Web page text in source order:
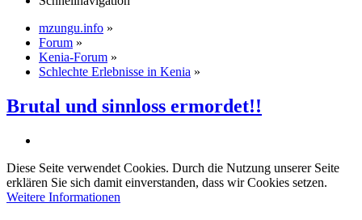
mzungu.info »
Forum »
Kenia-Forum »
Schlechte Erlebnisse in Kenia »
Brutal und sinnloss ermordet!!
Diese Seite verwendet Cookies. Durch die Nutzung unserer Seite
erklären Sie sich damit einverstanden, dass wir Cookies setzen.
Weitere Informationen